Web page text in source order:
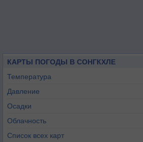
КАРТЫ ПОГОДЫ В СОНГКХЛЕ
Температура
Давление
Осадки
Облачность
Список всех карт